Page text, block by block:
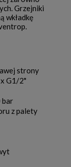
Grzejniki
wkładkę
strony
G1/2"
bar
z palety